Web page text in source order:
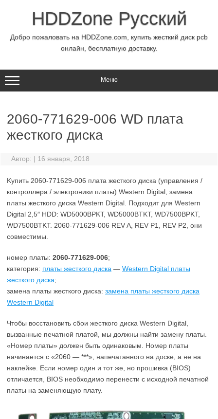
содержимомуHDDZone Русский
Добро пожаловать на HDDZone.com, купить жесткий диск pcb
онлайн, бесплатную доставку.
Меню
2060-771629-006 WD плата
жесткого диска
Автор: | 16 января, 2018
Kупить 2060-771629-006 плата жесткого диска (управления /
контроллера / электроники платы) Western Digital, замена
платы жесткого диска Western Digital. Подходит для Western
Digital 2,5″ HDD: WD5000BPKT, WD5000BTKT, WD7500BPKT,
WD7500BTKT. 2060-771629-006 REV A, REV P1, REV P2, они
совместимы.
номер платы: 2060-771629-006;
категория: платы жесткого диска — Western Digital платы
жесткого диска;
замена платы жесткого диска: замена платы жесткого диска
Western Digital
Чтобы восстановить сбои жесткого диска Western Digital,
вызванные печатной платой, мы должны найти замену платы.
«Номер платы» должен быть одинаковым. Номер платы
начинается с «2060 — ***», напечатанного на доске, а не на
наклейке. Если номер один и тот же, но прошивка (BIOS)
отличается, BIOS необходимо перенести с исходной печатной
платы на заменяющую плату.